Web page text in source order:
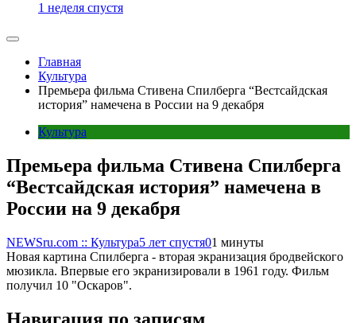
1 неделя спустя
Главная
Культура
Премьера фильма Стивена Спилберга “‎Вестсайдская
история” намечена в России на 9 декабря
Культура
Премьера фильма Стивена Спилберга
“‎Вестсайдская история” намечена в
России на 9 декабря
NEWSru.com :: Культура5 лет спустя01 минуты
Новая картина Спилберга - вторая экранизация бродвейского
мюзикла. Впервые его экранизировали в 1961 году. Фильм
получил 10 "‎Оскаров".
Навигация по записям